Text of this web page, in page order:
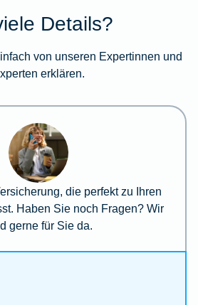
Details?
von unseren Expertinnen und
erklären.
die perfekt zu Ihren
Haben Sie noch Fragen? Wir
gerne für Sie da.